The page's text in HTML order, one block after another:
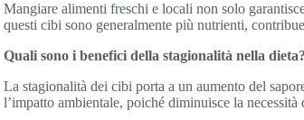
Mangiare alimenti freschi e locali non solo
questi cibi sono generalmente più nutrienti,
Quali sono i benefici della stagionalità nella dieta?
La stagionalità dei cibi porta a un aumento del
l’impatto ambientale, poiché diminuisce la